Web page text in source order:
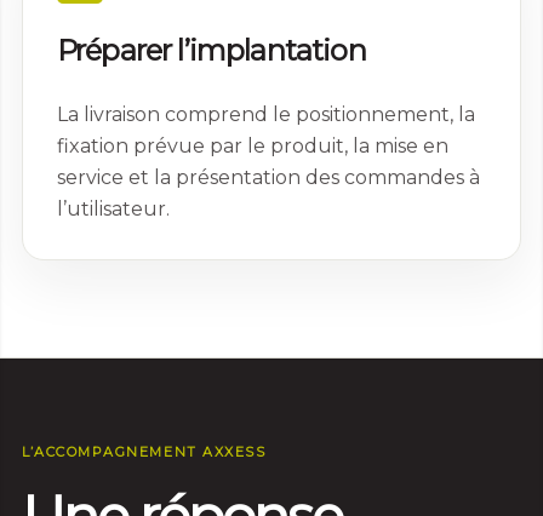
Préparer l’implantation
La livraison comprend le positionnement, la
fixation prévue par le produit, la mise en
service et la présentation des commandes à
l’utilisateur.
L’ACCOMPAGNEMENT AXXESS